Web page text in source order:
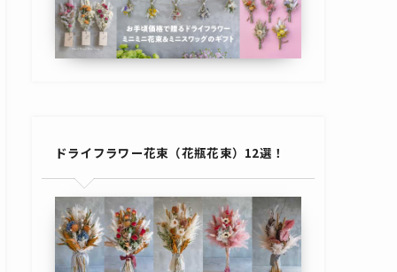
ドライフラワー花束（花瓶花束）12選！